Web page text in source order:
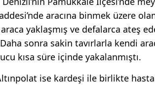
aracına binmek üzere
yaklaşmış ve defalarca ateş
Daha sonra sakin tavırlarla kendi
kısa süre içinde yakalanmıştı.
ise kardeşi ile birlikte